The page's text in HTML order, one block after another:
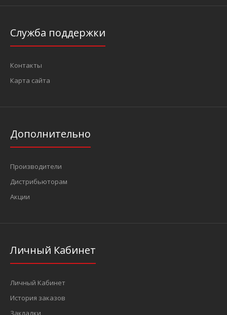
Служба поддержки
Контакты
Карта сайта
Дополнительно
Производители
Дистрибьюторам
Акции
Личный Кабинет
Личный Кабинет
История заказов
Закладки